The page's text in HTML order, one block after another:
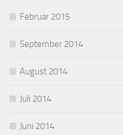
Februar 2015
September 2014
August 2014
Juli 2014
Juni 2014